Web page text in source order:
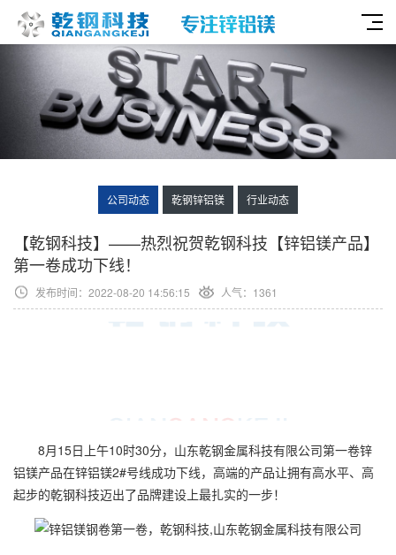
公司动态 乾钢锌铝镁 行业动态
【乾钢科技】——热烈祝贺乾钢科技【锌铝镁产品】
第一卷成功下线！
发布时间：2022-08-20 14:56:15 人气：1361
8月15日上午10时30分，山东乾钢金属科技有限公司第一卷锌
铝镁产品在锌铝镁2#号线成功下线，高端的产品让拥有高水平、高
起步的乾钢科技迈出了品牌建设上最扎实的一步！